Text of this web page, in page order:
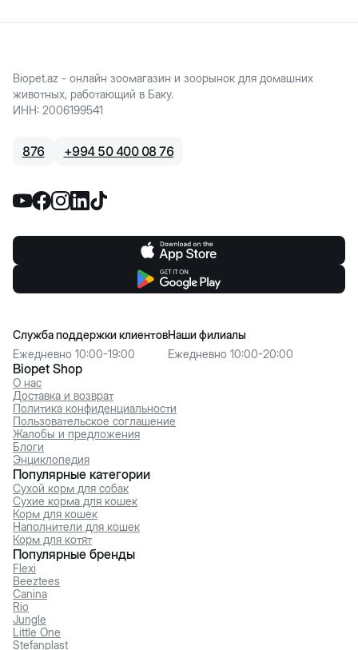
Biopet.az - онлайн зоомагазин и зоорынок для домашних
животных, работающий в Баку.
ИНН: 2006199541
876 +994 50 400 08 76
Biopet Shop
О нас
Доставка и возврат
Политика конфиденциальности
Пользовательское соглашение
Жалобы и предложения
Блоги
Энциклопедия
Служба поддержки клиентов
Ежедневно 10:00-19:00
Наши филиалы
Ежедневно 10:00-20:00
Популярные категории
Сухой корм для собак
Сухие корма для кошек
Корм для кошек
Наполнители для кошек
Корм для котят
Популярные бренды
Flexi
Beeztees
Canina
Rio
Jungle
Little One
Stefanplast